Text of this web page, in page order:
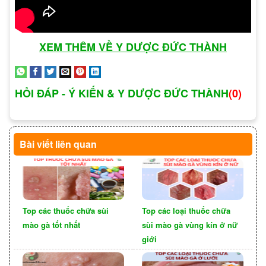
Tiểu tiện đau hoặc có rát:
trải qua đau hoặc có rát khi tiểu tiện. Tuy nhiên,
Triệu chứng nhiễm trùng:Nếu viêm lộ tuyến tử
các triệu chứng nhiễm trùng tử cung như sốt nhẹ,
buồn nôn, hoặc mệt mỏi.
XEM THÊM VỀ Y DƯỢC ĐỨC THÀNH
HỎI ĐÁP - Ý KIẾN & Y DƯỢC ĐỨC THÀNH(0)
Bài viết liên quan
Top các thuốc chữa sùi
mào gà tốt nhất
Top các loại thuốc chữa
sùi mào gà vùng kín ở nữ
giới